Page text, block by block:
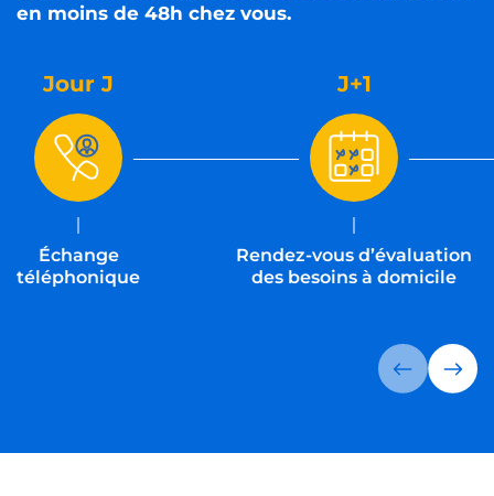
en moins de 48h chez vous.
Jour J
Échange
téléphonique
J+1
Rendez-vous d’évaluation
des besoins à domicile